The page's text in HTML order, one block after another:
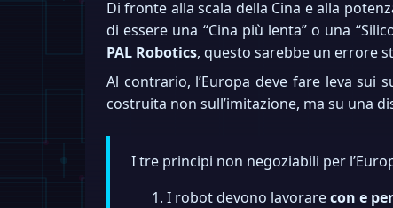
Di fronte alla scala della Cina e alla
di essere una “Cina più lenta” o una
PAL Robotics, questo sarebbe un errore
Al contrario, l’Europa deve fare leva
costruita non sull’imitazione, ma su una
I tre principi non negoziabili per
I robot devono lavorarecon e per